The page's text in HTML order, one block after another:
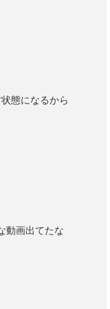
態になるから
動画出てたな